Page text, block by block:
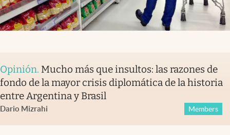
Opinión. Mucho más que insultos: las razones de
fondo de la mayor crisis diplomática de la historia
entre Argentina y Brasil
Dario Mizrahi Members